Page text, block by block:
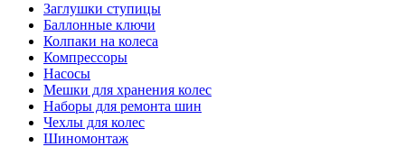
Заглушки ступицы
Баллонные ключи
Колпаки на колеса
Компрессоры
Насосы
Мешки для хранения колес
Наборы для ремонта шин
Чехлы для колес
Шиномонтаж